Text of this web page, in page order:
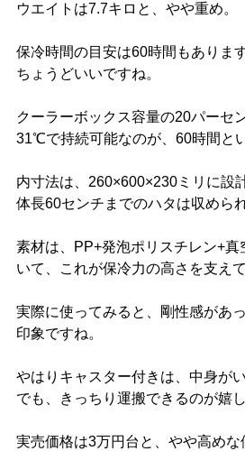
ウエイトは7.7キロと、やや重め。
保冷時間の目安は60時間もありま
ちょうどいいですね。
クーラーボックス容量の20パーセ
31℃で持続可能なのが、60時間と
内寸法は、260×600×230ミリに設
体長60センチまでのハタは収めら
素材は、PP+発泡ポリスチレン+真
いて、これが保冷力の高さを支えて
実際に使ってみると、剛性感があ
印象ですね。
やはりキャスター付きは、中身が
でも、きっちり運搬できるのが嬉し
実売価格は3万円台と、やや高めな